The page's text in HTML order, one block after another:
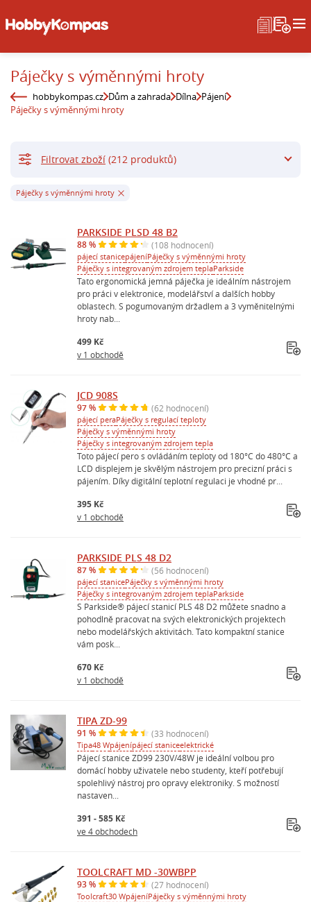
Páječky s výměnnými hroty
hobbykompas.cz Dům a zahrada Dílna Pájení
Páječky s výměnnými hroty
PARKSIDE PLSD 48 B2
88 % (108 hodnocení)
pájecí stanicepájeníPáječky s výměnnými hroty
Páječky s integrovaným zdrojem teplaParkside
Tato ergonomická jemná páječka je ideálním nástrojem
pro práci v elektronice, modelářství a dalších hobby
oblastech. S pogumovaným držadlem a 3 vyměnitelnými
hroty nab...
499 Kč
v 1 obchodě
JCD 908S
97 % (62 hodnocení)
pájecí peraPáječky s regulací teploty
Páječky s výměnnými hroty
Páječky s integrovaným zdrojem tepla
Toto pájecí pero s ovládáním teploty od 180°C do 480°C a
LCD displejem je skvělým nástrojem pro precizní práci s
pájením. Díky digitální teplotní regulaci je vhodné pr...
395 Kč
v 1 obchodě
PARKSIDE PLS 48 D2
87 % (56 hodnocení)
pájecí stanicePáječky s výměnnými hroty
Páječky s integrovaným zdrojem teplaParkside
S Parkside® pájecí stanicí PLS 48 D2 můžete snadno a
pohodlně pracovat na svých elektronických projektech
nebo modelářských aktivitách. Tato kompaktní stanice
vám posk...
670 Kč
v 1 obchodě
TIPA ZD-99
91 % (33 hodnocení)
Tipa48 Wpájenípájecí staniceelektrické
Pájecí stanice ZD99 230V/48W je ideální volbou pro
domácí hobby uživatele nebo studenty, kteří potřebují
spolehlivý nástroj pro opravy elektroniky. S možností
nastaven...
391 - 585 Kč
ve 4 obchodech
TOOLCRAFT MD -30WBPP
93 % (27 hodnocení)
Toolcraft30 WpájeníPáječky s výměnnými hroty
Filtrovat zboží (212 produktů)
Páječky s výměnnými hroty